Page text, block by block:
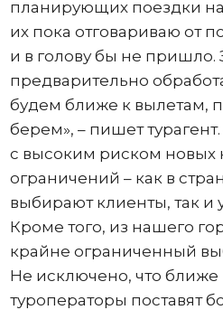
планирующих поездки
их пока отговариваю от
и в голову бы не пришло.
предварительно
будем ближе к вылетам,
берем», – пишет
с высоким риском новых
ограничений – как в
выбирают клиенты, так и
Кроме того, из нашего
крайне ограниченный
Не исключено, что ближе
туроператоры поставят